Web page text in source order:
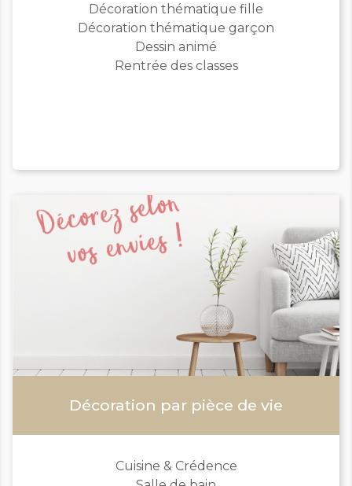
Décoration thématique fille
Décoration thématique garçon
Dessin animé
Rentrée des classes
Décoration par pièce de vie
Cuisine & Crédence